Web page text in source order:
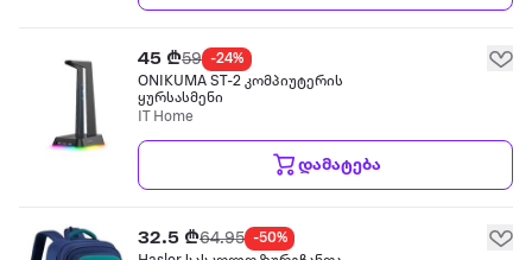
45 ₾59 -24%
ONIKUMA ST-2 კომპიუტერის
ყურსასმენი
IT Home
დამატება
32.5 ₾64.95 -50%